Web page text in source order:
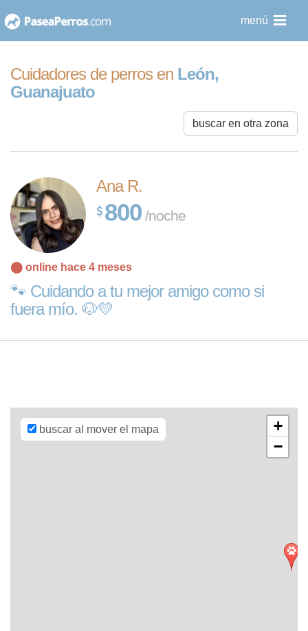
al
menú
Cuidadores de perros en León,
Guanajuato
buscar en otra zona
Ana R.
800 /noche
⬤ online hace 4 meses
🐾 Cuidando a tu mejor amigo como si
fuera mío. 🐶💛
buscar al mover el mapa
+
−